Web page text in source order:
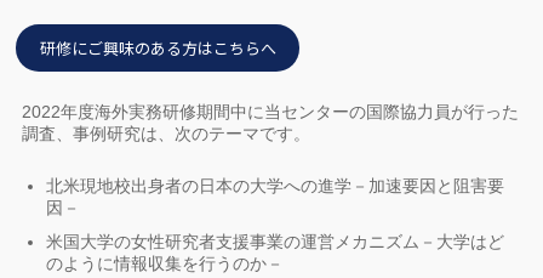
研修にご興味のある方はこちらへ
2022年度海外実務研修期間中に当センターの国際協力員が行った
調査、事例研究は、次のテーマです。
北米現地校出身者の日本の大学への進学－加速要因と阻害要
因－
米国大学の女性研究者支援事業の運営メカニズム－大学はど
のように情報収集を行うのか－